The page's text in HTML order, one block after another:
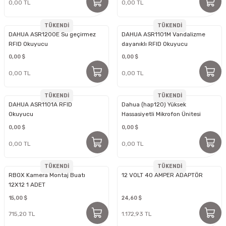
0,00 TL 0,00 TL
TÜKENDİ
DAHUA ASR1200E Su geçirmez
RFID Okuyucu
0,00 $
0,00 TL
TÜKENDİ
DAHUA ASR1101M Vandalizme
dayanıklı RFID Okuyucu
0,00 $
0,00 TL
TÜKENDİ
DAHUA ASR1101A RFID
Okuyucu
0,00 $
0,00 TL
TÜKENDİ
Dahua (hap120) Yüksek
Hassasiyetli Mikrofon Ünitesi
0,00 $
0,00 TL
TÜKENDİ
RBOX Kamera Montaj Buatı
12X12 1 ADET
15,00 $
715,20 TL
TÜKENDİ
12 VOLT 40 AMPER ADAPTÖR
24,60 $
1.172,93 TL